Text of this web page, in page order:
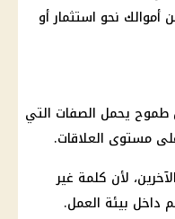
نحو استثمار أو
يحمل الصفات التي
مستوى العلاقات.
لأن كلمة غير
بيئة العمل.